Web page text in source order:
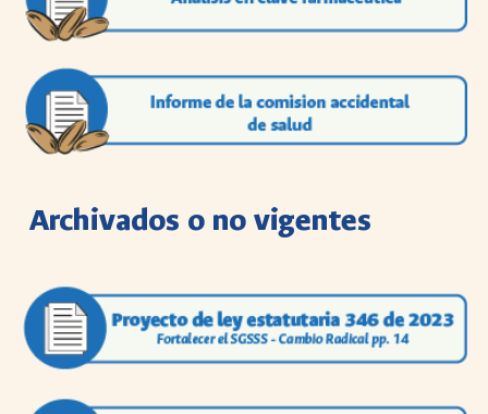
Archivados o no vigentes